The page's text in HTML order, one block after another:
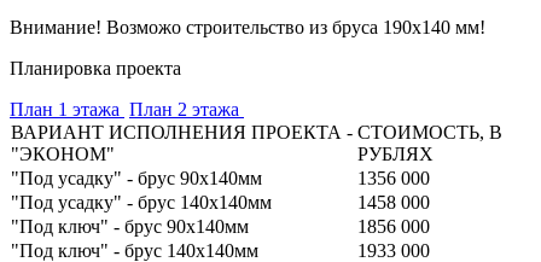
Внимание! Возможо строительство из бруса 190х140 мм!
Планировка проекта
План 1 этажа План 2 этажа
ВАРИАНТ ИСПОЛНЕНИЯ ПРОЕКТА -
"ЭКОНОМ"
СТОИМОСТЬ, В
РУБЛЯХ
"Под усадку" - брус 90х140мм
1356 000
"Под усадку" - брус 140х140мм
1458 000
"Под ключ" - брус 90х140мм
1856 000
"Под ключ" - брус 140х140мм
1933 000